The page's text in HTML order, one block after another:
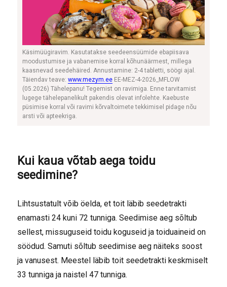
Käsimüügiravim. Kasutatakse seedeensüümide ebapiisava
moodustumise ja vabanemise korral kõhunäärmest, millega
kaasnevad seedehäired. Annustamine: 2-4 tabletti, söögi ajal.
Täiendav teave:www.mezym.ee EE-MEZ-4-2026_MFLOW
(05.2026) Tähelepanu! Tegemist on ravimiga. Enne tarvitamist
lugege tähelepanelikult pakendis olevat infolehte. Kaebuste
püsimise korral või ravimi kõrvaltoimete tekkimisel pidage nõu
arsti või apteekriga.
Kui kaua võtab aega toidu
seedimine?
Lihtsustatult võib öelda, et toit läbib seedetrakti
enamasti 24 kuni 72 tunniga. Seedimise aeg sõltub
sellest, missuguseid toidu koguseid ja toiduaineid on
söödud. Samuti sõltub seedimise aeg näiteks soost
ja vanusest. Meestel läbib toit seedetrakti keskmiselt
33 tunniga ja naistel 47 tunniga.